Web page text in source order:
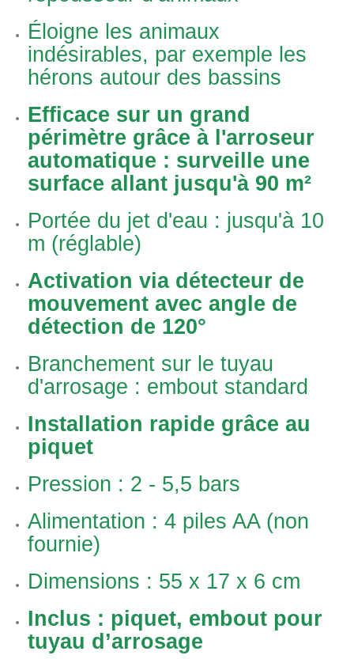
Éloigne les animaux
indésirables, par exemple les
hérons autour des bassins
Efficace sur un grand
périmètre grâce à l'arroseur
automatique : surveille une
surface allant jusqu'à 90 m²
Portée du jet d'eau : jusqu'à 10
m (réglable)
Activation via détecteur de
mouvement avec angle de
détection de 120°
Branchement sur le tuyau
d'arrosage : embout standard
Installation rapide grâce au
piquet
Pression : 2 - 5,5 bars
Alimentation : 4 piles AA (non
fournie)
Dimensions : 55 x 17 x 6 cm
Inclus : piquet, embout pour
tuyau d’arrosage